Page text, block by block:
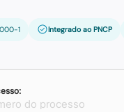
1 Integrado ao PNCP